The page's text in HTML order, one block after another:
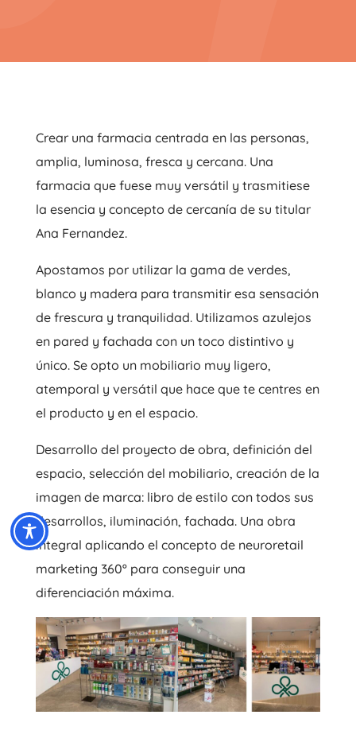
Crear una farmacia centrada en las personas,
amplia, luminosa, fresca y cercana. Una
farmacia que fuese muy versátil y trasmitiese
la esencia y concepto de cercanía de su titular
Ana Fernandez.
Apostamos por utilizar la gama de verdes,
blanco y madera para transmitir esa sensación
de frescura y tranquilidad. Utilizamos azulejos
en pared y fachada con un toco distintivo y
único. Se opto un mobiliario muy ligero,
atemporal y versátil que hace que te centres en
el producto y en el espacio.
Desarrollo del proyecto de obra, definición del
espacio, selección del mobiliario, creación de la
imagen de marca: libro de estilo con todos sus
desarrollos, iluminación, fachada. Una obra
integral aplicando el concepto de neuroretail
marketing 360º para conseguir una
diferenciación máxima.